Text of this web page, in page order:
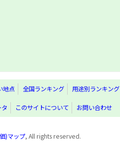
地点 全国ランキング 用途別ランキング
タ このサイトについて お問い合わせ
)マップ, All rights reserved.